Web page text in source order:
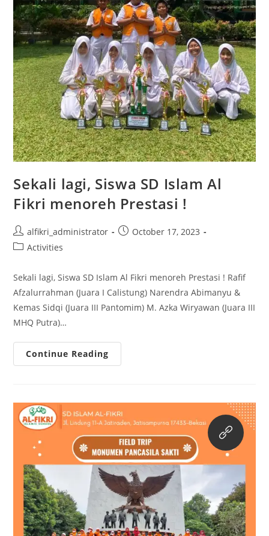
Sekali lagi, Siswa SD Islam Al
Fikri menoreh Prestasi !
Post
author:
alfikri_administrator
PostOctober 17, 2023
PostActivities
Sekali lagi, Siswa SD Islam Al Fikri menoreh Prestasi ! Rafif
Afzalurrahman (Juara I Calistung) Narendra Abimanyu &
Kemas Sidqi (Juara III Pantomim) M. Azka Wiryawan (Juara III
MHQ Putra)…
Continue Reading
Siswa
Fikri
Menoreh
Prestasi
!